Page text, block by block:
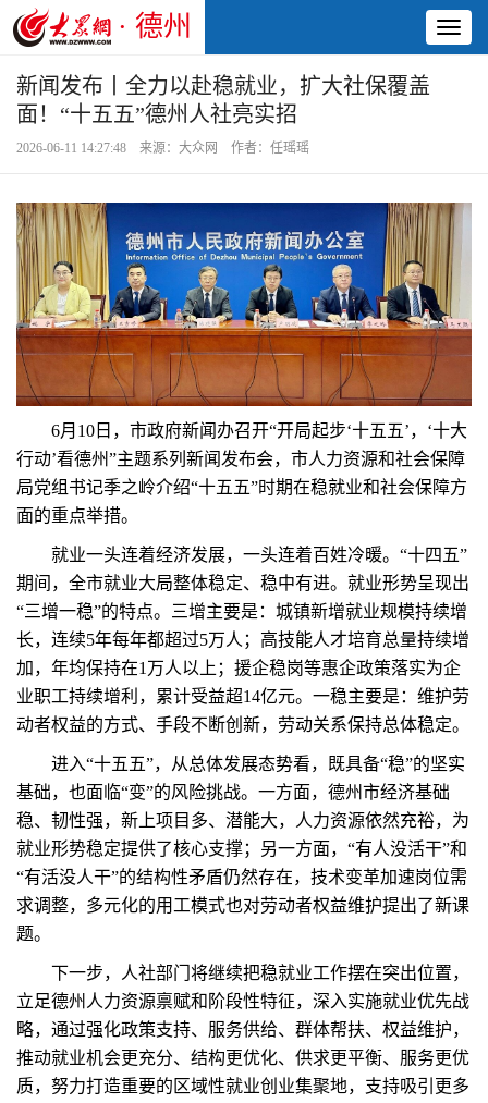
· 德州
新闻发布丨全力以赴稳就业，扩大社保覆盖
面！“十五五”德州人社亮实招
2026-06-11 14:27:48 来源：大众网 作者：任瑶瑶
6月10日，市政府新闻办召开“开局起步‘十五五’，‘十大
行动’看德州”主题系列新闻发布会，市人力资源和社会保障
局党组书记季之岭介绍“十五五”时期在稳就业和社会保障方
面的重点举措。
就业一头连着经济发展，一头连着百姓冷暖。“十四五”
期间，全市就业大局整体稳定、稳中有进。就业形势呈现出
“三增一稳”的特点。三增主要是：城镇新增就业规模持续增
长，连续5年每年都超过5万人；高技能人才培育总量持续增
加，年均保持在1万人以上；援企稳岗等惠企政策落实为企
业职工持续增利，累计受益超14亿元。一稳主要是：维护劳
动者权益的方式、手段不断创新，劳动关系保持总体稳定。
进入“十五五”，从总体发展态势看，既具备“稳”的坚实
基础，也面临“变”的风险挑战。一方面，德州市经济基础
稳、韧性强，新上项目多、潜能大，人力资源依然充裕，为
就业形势稳定提供了核心支撑；另一方面，“有人没活干”和
“有活没人干”的结构性矛盾仍然存在，技术变革加速岗位需
求调整，多元化的用工模式也对劳动者权益维护提出了新课
题。
下一步，人社部门将继续把稳就业工作摆在突出位置，
立足德州人力资源禀赋和阶段性特征，深入实施就业优先战
略，通过强化政策支持、服务供给、群体帮扶、权益维护，
推动就业机会更充分、结构更优化、供求更平衡、服务更优
质，努力打造重要的区域性就业创业集聚地，支持吸引更多